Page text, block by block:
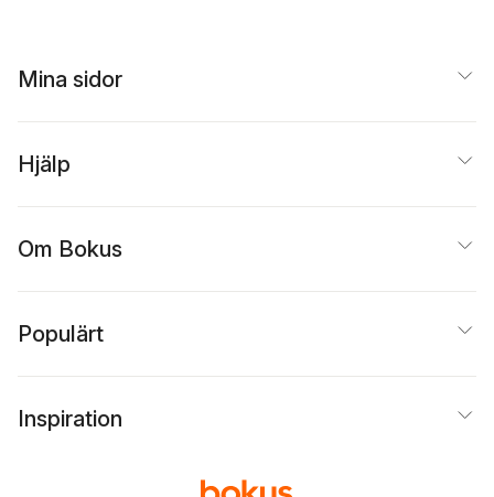
Mina sidor
Hjälp
Om Bokus
Populärt
Inspiration